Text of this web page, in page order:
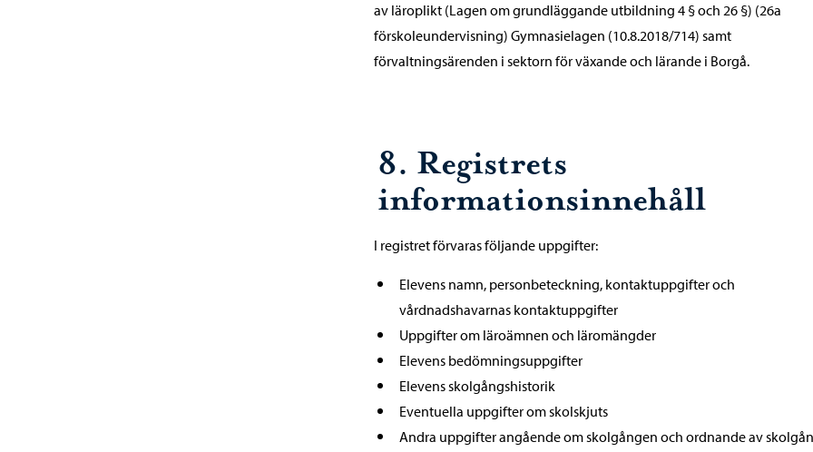
av läroplikt (Lagen om grundläggande utbildning 4 § och 26 §) (26a
förskoleundervisning) Gymnasielagen (10.8.2018/714) samt
förvaltningsärenden i sektorn för växande och lärande i Borgå.
8. Registrets
informationsinnehåll
I registret förvaras följande uppgifter:
Elevens namn, personbeteckning, kontaktuppgifter och
vårdnadshavarnas kontaktuppgifter
Uppgifter om läroämnen och läromängder
Elevens bedömningsuppgifter
Elevens skolgångshistorik
Eventuella uppgifter om skolskjuts
Andra uppgifter angående om skolgången och ordnande av